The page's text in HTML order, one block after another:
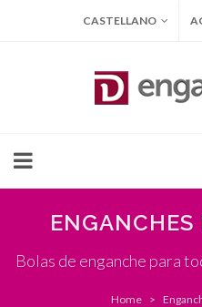
CASTELLANO
Bolas de enganche para
Home